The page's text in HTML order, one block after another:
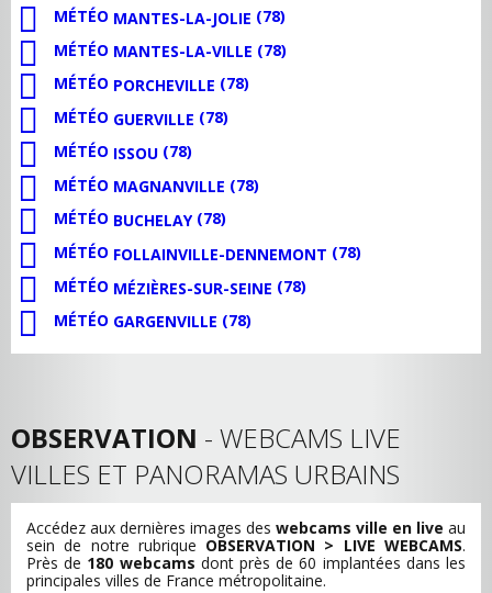
MÉTÉO MANTES-LA-JOLIE (78)
MÉTÉO MANTES-LA-VILLE (78)
MÉTÉO PORCHEVILLE (78)
MÉTÉO GUERVILLE (78)
MÉTÉO ISSOU (78)
MÉTÉO MAGNANVILLE (78)
MÉTÉO BUCHELAY (78)
MÉTÉO FOLLAINVILLE-DENNEMONT (78)
MÉTÉO MÉZIÈRES-SUR-SEINE (78)
MÉTÉO GARGENVILLE (78)
OBSERVATION - WEBCAMS LIVE
VILLES ET PANORAMAS URBAINS
Accédez aux dernières images des webcams ville en live au
sein de notre rubrique OBSERVATION > LIVE WEBCAMS.
Près de 180 webcams dont près de 60 implantées dans les
principales villes de France métropolitaine.